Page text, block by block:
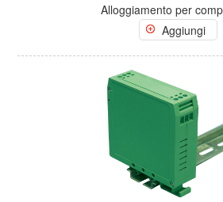
Alloggiamento per
Aggiungi